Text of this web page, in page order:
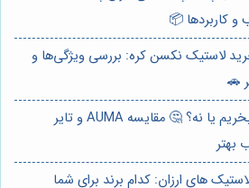
و کاربردها 📦
لاستیک نکسن کره: بررسی ویژگی‌ها و
🚗
⭐️ لاستیک نکسن بخریم یا نه؟ 🤔 مقایسه AUMA و تایر
بهتر
های ارزان: کدام برند برای شما